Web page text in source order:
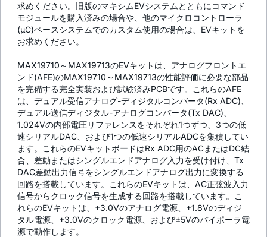
求めください。旧版のマキシムEVシステムとともにコマンド
モジュールを購入済みの場合や、他のマイクロコントローラ
(µC)ベースシステムでのカスタム使用の場合は、EVキットを
お求めください。
MAX19710～MAX19713のEVキットは、アナログフロントエ
ンド(AFE)のMAX19710～MAX19713の性能評価に必要な部品
を完備する完全実装および試験済みPCBです。これらのAFE
は、デュアル受信アナログ-ディジタルコンバータ(Rx ADC)、
デュアル送信ディジタル-アナログコンバータ(Tx DAC)、
1.024Vの内部電圧リファレンスをそれぞれ1つずつ、3つの低
速シリアルDAC、および1つの低速シリアルADCを集積してい
ます。これらのEVキットボードはRx ADC用のACまたはDC結
合、差動またはシングルエンドアナログ入力を受け付け、Tx
DAC差動出力信号をシングルエンドアナログ出力に変換する
回路を搭載しています。これらのEVキットは、AC正弦波入力
信号からクロック信号を生成する回路を搭載しています。こ
れらのEVキットは、+3.0Vのアナログ電源、+1.8Vのディジ
タル電源、+3.0Vのクロック電源、および±5Vのバイポーラ電
源で動作します。